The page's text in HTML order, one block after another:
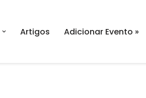
Artigos Adicionar Evento »